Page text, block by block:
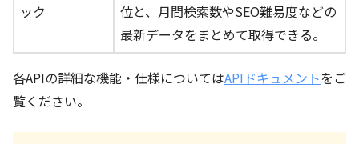
ック
位と、月間検索数やSEO難易度などの
最新データをまとめて取得できる。
各APIの詳細な機能・仕様についてはAPIドキュメントをご
覧ください。